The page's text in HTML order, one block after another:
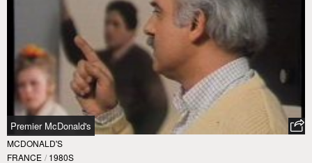
Premier McDonald's
MCDONALD'S
FRANCE / 1980S